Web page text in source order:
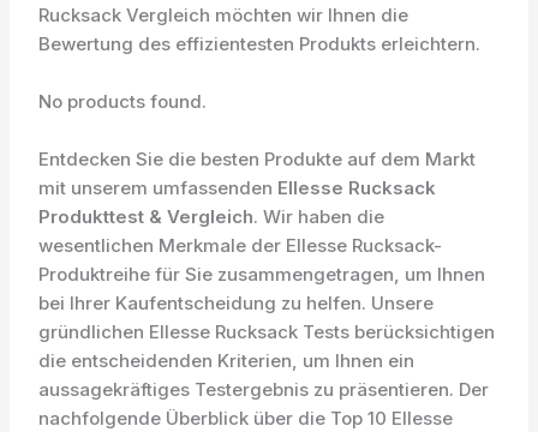
Rucksack Vergleich möchten wir Ihnen die
Bewertung des effizientesten Produkts erleichtern.
No products found.
Entdecken Sie die besten Produkte auf dem Markt
mit unserem umfassenden Ellesse Rucksack
Produkttest & Vergleich. Wir haben die
wesentlichen Merkmale der Ellesse Rucksack-
Produktreihe für Sie zusammengetragen, um Ihnen
bei Ihrer Kaufentscheidung zu helfen. Unsere
gründlichen Ellesse Rucksack Tests berücksichtigen
die entscheidenden Kriterien, um Ihnen ein
aussagekräftiges Testergebnis zu präsentieren. Der
nachfolgende Überblick über die Top 10 Ellesse